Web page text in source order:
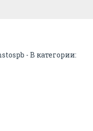
- В категории: